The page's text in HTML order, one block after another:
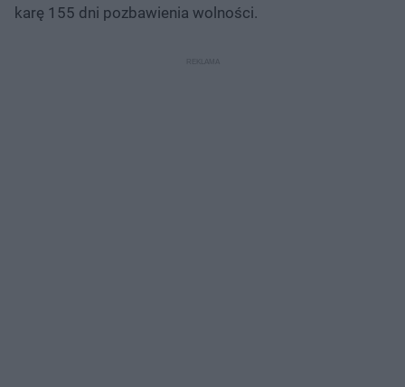
karę 155 dni pozbawienia wolności.